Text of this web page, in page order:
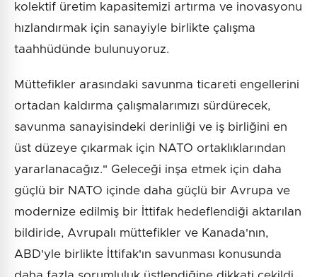
kolektif üretim kapasitemizi artırma ve inovasyonu
hızlandırmak için sanayiyle birlikte çalışma
taahhüdünde bulunuyoruz.
Müttefikler arasındaki savunma ticareti engellerini
ortadan kaldırma çalışmalarımızı sürdürecek,
savunma sanayisindeki derinliği ve iş birliğini en
üst düzeye çıkarmak için NATO ortaklıklarından
yararlanacağız." Geleceği inşa etmek için daha
güçlü bir NATO içinde daha güçlü bir Avrupa ve
modernize edilmiş bir İttifak hedeflendiği aktarılan
bildiride, Avrupalı müttefikler ve Kanada'nın,
ABD'yle birlikte İttifak'ın savunması konusunda